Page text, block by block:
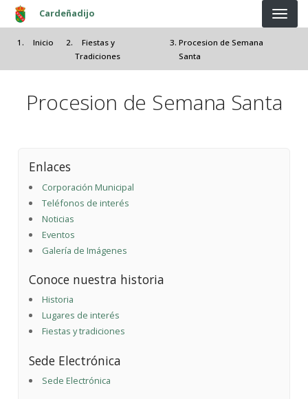
Pasar al contenido principal
Cardeñadijo
Inicio
Fiestas y
Tradiciones
Procesion de Semana
Santa
Procesion de Semana Santa
Enlaces
Corporación Municipal
Teléfonos de interés
Noticias
Eventos
Galería de Imágenes
Conoce nuestra historia
Historia
Lugares de interés
Fiestas y tradiciones
Sede Electrónica
Sede Electrónica